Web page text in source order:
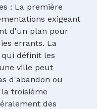
: La première
exigeant
d'un plan pour
errants. La
définit les
ville peut
d'abandon ou
troisième
des